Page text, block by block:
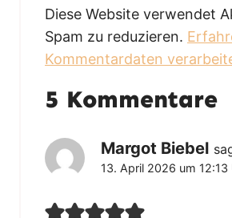
Diese Website verwendet
Spam zu reduzieren.
Kommentardaten
5 Kommentare
Margot Biebel
13. April 2026 um 12:13